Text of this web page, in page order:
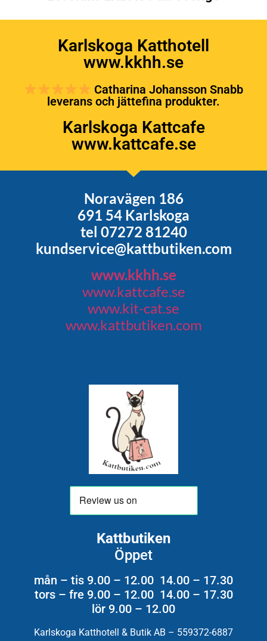
Karlskoga Katthotell
www.kkhh.se
Catharina Johansson Snabb
leverans och jättefina produkter.
Karlskoga Kattcafe
www.kattcafe.se
Noravägen 186
691 54 Karlskoga
tel 07272 81240
kundservice@kattbutiken.com
www.kkhh.se
www.kattcafe.se
www.kit-cat.se
www.kattbutiken.com
Kattbutiken
Öppet
mån – tis 9.00 – 12.00 14.00 – 17.30
tors – fre 9.00 – 12.00 14.00 – 17.30
lör 9.00 – 12.00
Karlskoga Katthotell & Butik AB – 559372-6887